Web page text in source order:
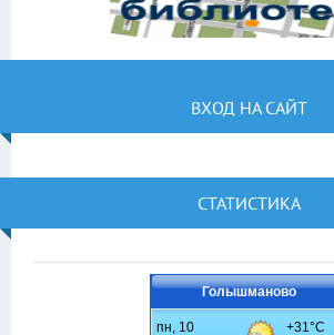
ВХОД НА САЙТ
СТАТИСТИКА
Голышманово